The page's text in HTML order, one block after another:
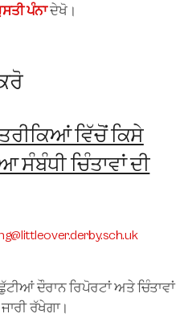
ਪੰਨਾਦੇਖੋ।
ਵਿੱਚੋਂ ਕਿਸੇ
ਸੰਬੰਧੀ ਚਿੰਤਾਵਾਂ ਦੀ
ਦੌਰਾਨ ਰਿਪੋਰਟਾਂ ਅਤੇ ਚਿੰਤਾਵਾਂ
ਰੱਖੇਗਾ।